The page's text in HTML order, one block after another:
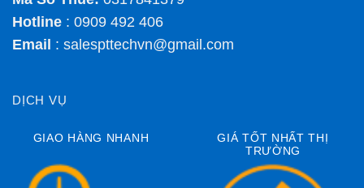
Hotline : 0909 492 406
Email : salespttechvn@gmail.com
DỊCH VỤ
GIAO HÀNG NHANH
GIÁ TỐT NHẤT THỊ
TRƯỜNG